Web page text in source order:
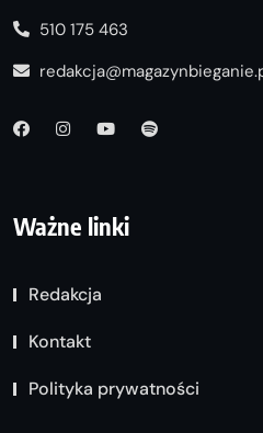
510 175 463
Ważne linki
Redakcja
Kontakt
Polityka prywatności